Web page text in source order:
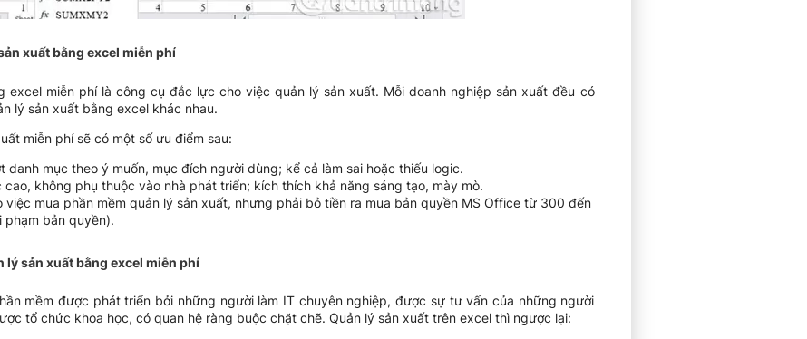
xuất bằng excel miễn phí
excel miễn phí là công cụ đắc lực cho việc quản lý sản xuất. Mỗi doanh nghiệp sản xuất đều có
lý sản xuất bằng excel khác nhau.
miễn phí sẽ có một số ưu điểm sau:
danh mục theo ý muốn, mục đích người dùng; kể cả làm sai hoặc thiếu logic.
không phụ thuộc vào nhà phát triển; kích thích khả năng sáng tạo, mày mò.
mua phần mềm quản lý sản xuất, nhưng phải bỏ tiền ra mua bản quyền MS Office từ 300 đến
bản quyền).
lý sản xuất bằng excel miễn phí
mềm được phát triển bởi những người làm IT chuyên nghiệp, được sự tư vấn của những người
tổ chức khoa học, có quan hệ ràng buộc chặt chẽ. Quản lý sản xuất trên excel thì ngược lại: